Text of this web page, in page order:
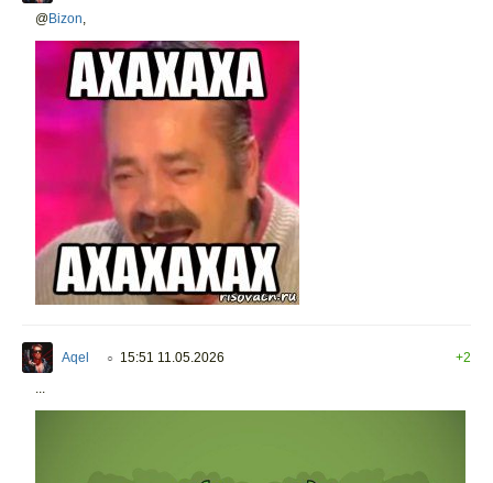
@Bizon
Aqel ○ 15:51 11.05.2026
+2